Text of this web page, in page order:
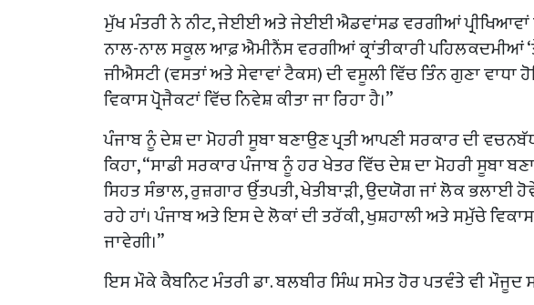
ਮੁੱਖ ਮੰਤਰੀ ਨੇ ਨੀਟ, ਜੇਈਈ ਅਤੇ ਜੇਈਈ ਐਡਵਾਂਸਡ ਵਰਗੀਆਂ ਪ੍ਰੀਖਿਆਵਾਂ
ਨਾਲ-ਨਾਲ ਸਕੂਲ ਆਫ਼ ਐਮੀਨੈਂਸ ਵਰਗੀਆਂ ਕ੍ਰਾਂਤੀਕਾਰੀ ਪਹਿਲਕਦਮੀਆਂ
ਜੀਐਸਟੀ (ਵਸਤਾਂ ਅਤੇ ਸੇਵਾਵਾਂ ਟੈਕਸ) ਦੀ ਵਸੂਲੀ ਵਿੱਚ ਤਿੰਨ ਗੁਣਾ
ਵਿਕਾਸ ਪ੍ਰੋਜੈਕਟਾਂ ਵਿੱਚ ਨਿਵੇਸ਼ ਕੀਤਾ ਜਾ ਰਿਹਾ ਹੈ।”
ਪੰਜਾਬ ਨੂੰ ਦੇਸ਼ ਦਾ ਮੋਹਰੀ ਸੂਬਾ ਬਣਾਉਣ ਪ੍ਰਤੀ ਆਪਣੀ ਸਰਕਾਰ ਦੀ
ਕਿਹਾ, “ਸਾਡੀ ਸਰਕਾਰ ਪੰਜਾਬ ਨੂੰ ਹਰ ਖੇਤਰ ਵਿੱਚ ਦੇਸ਼ ਦਾ ਮੋਹਰੀ ਸੂਬਾ
ਸਿਹਤ ਸੰਭਾਲ, ਰੁਜ਼ਗਾਰ ਉੱਤਪਤੀ, ਖੇਤੀਬਾੜੀ, ਉਦਯੋਗ ਜਾਂ ਲੋਕ ਭਲਾਈ
ਰਹੇ ਹਾਂ। ਪੰਜਾਬ ਅਤੇ ਇਸ ਦੇ ਲੋਕਾਂ ਦੀ ਤਰੱਕੀ, ਖੁਸ਼ਹਾਲੀ ਅਤੇ ਸਮੁੱਚੇ
ਜਾਵੇਗੀ।”
ਇਸ ਮੌਕੇ ਕੈਬਨਿਟ ਮੰਤਰੀ ਡਾ. ਬਲਬੀਰ ਸਿੰਘ ਸਮੇਤ ਹੋਰ ਪਤਵੰਤੇ ਵੀ ਮੌਜੂਦ